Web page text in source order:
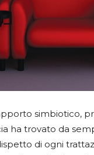
simbiotico,
ha trovato da
di ogni